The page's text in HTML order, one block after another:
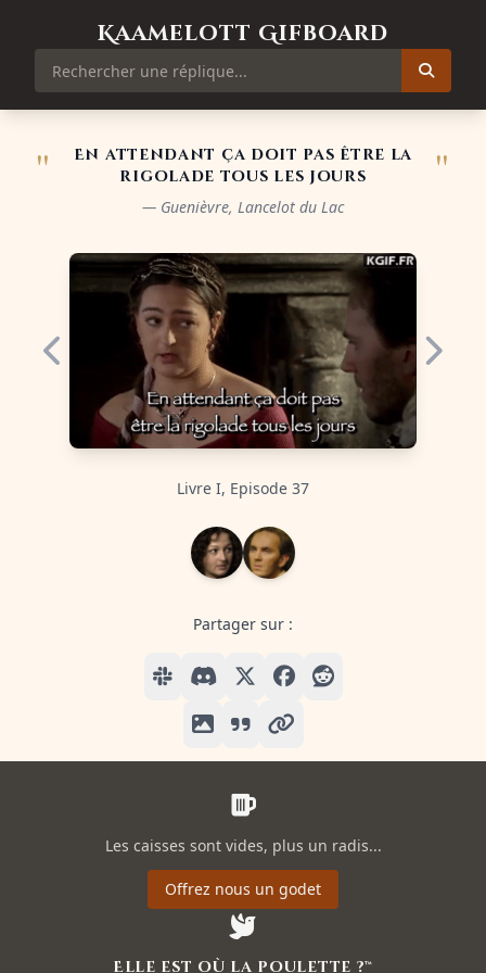
Kaamelott Gifboard
"
En attendant ça doit pas être la
rigolade tous les jours
"
— Guenièvre, Lancelot du Lac
Livre I, Episode 37
Partager sur :
Les caisses sont vides, plus un radis...
Offrez nous un godet
Elle est où la poulette ?™